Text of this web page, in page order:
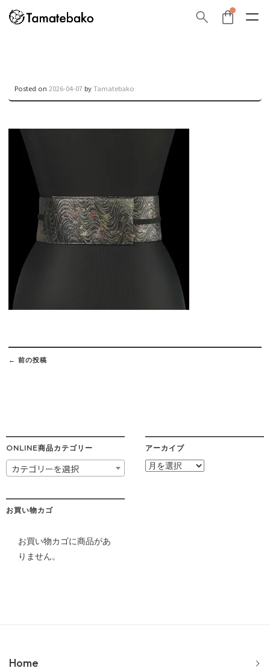
Posted on 2026-04-07 byTamatebako
Post
navigation
← 前の投稿
ONLINE商品カテゴリー
カテゴリーを選択
アーカイブ
ア
お買い物カゴ
お買い物カゴに商品があ
りません。
Home